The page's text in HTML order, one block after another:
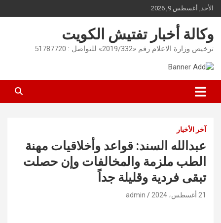
Skip
to
content
الأحد, أغسطس 9, 2026
وكالة أخبار تفتيش الكويت
ترخيص وزارة الاعلام رقم «2019/332» للتواصل : 51787720
آخر الأخبار
عبدالله السند: قواعد وأخلاقيات مهنة
الطب ملزمة والمخالفات وإن حصلت
تبقى فردية وقليلة جداً
21 أغسطس، 2024 admin